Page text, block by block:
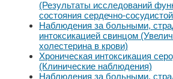
(Результаты исследований
состояния сердечно-
Наблюдения за больными,
интоксикацией свинцом
холестерина в крови)
Хроническая интоксикация
(Клинические наблюдения)
Наблюдения за больными,